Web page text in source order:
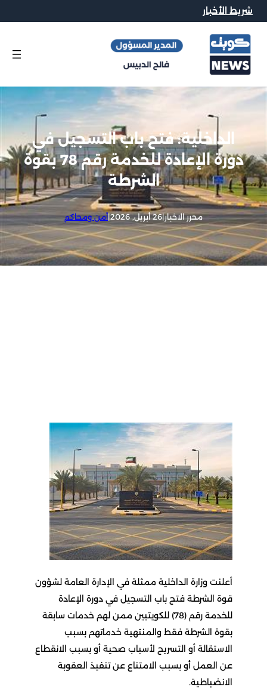
شريط الأخبار
الداخلية: فتح باب التسجيل في
دورة الإعادة للخدمة رقم 78 بقوة
الشرطة
محرر الاخبار|26 أبريل, 2026 |أمن ومحاكم
أعلنت وزارة الداخلية ممثلة في الإدارة العامة لشؤون
قوة الشرطة فتح باب التسجيل في دورة الإعادة
للخدمة رقم (78) للكويتيين ممن لهم خدمات سابقة
بقوة الشرطة فقط والمنتهية خدماتهم بسبب
الاستقالة أو التسريح لأسباب صحية أو بسبب الانقطاع
عن العمل أو بسبب الامتناع عن تنفيذ العقوبة
الانضباطية.